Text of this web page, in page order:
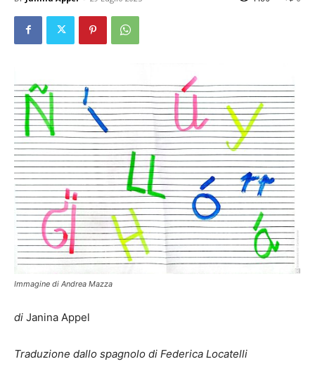
Immagine di Andrea Mazza
di Janina Appel
Traduzione dallo spagnolo di Federica Locatelli